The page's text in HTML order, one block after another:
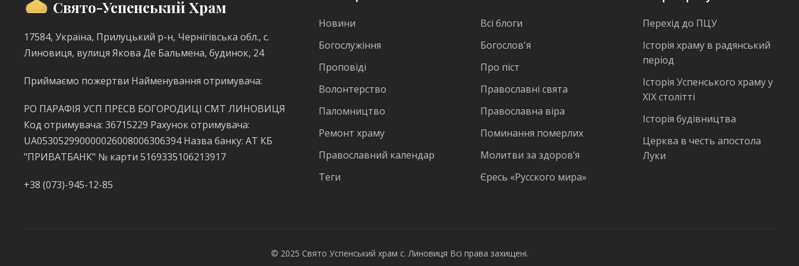
Свято-Успенський Храм
17584, Україна, Прилуцький р-н, Чернігівська обл., с.
Линовиця, вулиця Якова Де Бальмена, будинок, 24
Приймаємо пожертви Найменування отримувача:
РО ПАРАФІЯ УСП ПРЕСВ БОГОРОДИЦІ СМТ ЛИНОВИЦЯ
Код отримувача: 36715229 Рахунок отримувача:
UA053052990000026008006306394 Назва банку: АТ КБ
"ПРИВАТБАНК" № карти 5169335106213917
+38 (073)-945-12-85
Новини
Богослужіння
Проповіді
Волонтерство
Паломництво
Ремонт храму
Православний календар
Теги
Всі блоги
Богослов'я
Про піст
Православні свята
Православна віра
Поминання померлих
Молитви за здоров’я
Єресь «Русского мира»
Перехід до ПЦУ
Історія храму в радянський
період
Історія Успенського храму у
ХІХ столітті
Історія будівництва
Церква в честь апостола
Луки
© 2025 Свято Успенський храм с. Линовиця Всі права захищені.